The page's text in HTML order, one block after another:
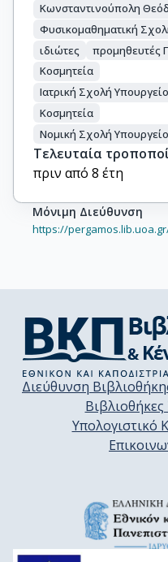
Κωνσταντινούπολη
Φυσικομαθηματική
ιδιώτες
προμηθευτές
Κοσμητεία
Ιατρική Σχολή
Κοσμητεία
Νομική Σχολή
Τελευταία
πριν από 8 έτη
Μόνιμη Διεύθυνση
https://
Διεύθυνση
Υπολογιστικό